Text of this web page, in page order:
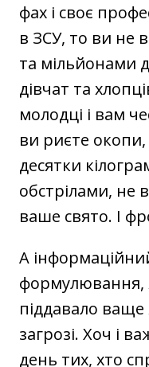
фах і своє
в ЗСУ, то ви не
та мільйонами
дівчат та
молодці і вам
ви риєте окопи,
десятки
обстрілами, не
ваше свято. І
А
формулювання,
піддавало
загрозі. Хоч і
день тих, хто